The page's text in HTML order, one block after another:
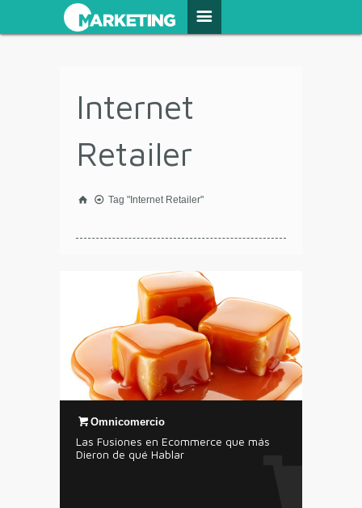
Internet
Retailer
Tag "Internet Retailer"
Omnicomercio
Las Fusiones en Ecommerce que más
Dieron de qué Hablar